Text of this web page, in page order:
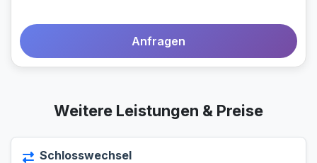
Anfragen
Weitere Leistungen & Preise
Schlosswechsel